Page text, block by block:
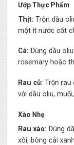
Ướp Thực Phẩm
Thịt: Trộn dầu
một ít nước cốt
Cá: Dùng dầu
rosemary hoặc
Rau củ: Trộn rau
với dầu oliu,
Xào Nhẹ
Rau xào: Dùng
xôi, bông cải